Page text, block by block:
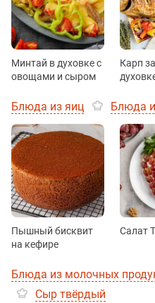
Минтай в духовке с
овощами и сыром
Карп
Блюда из яиц Блюда
Пышный бисквит
на кефире
Салат
Блюда из молочных
Сыр твёрдый